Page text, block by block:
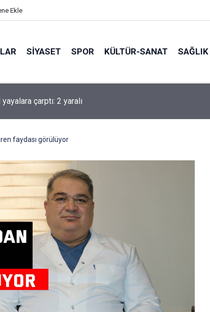
Ekle
SİYASET SPOR KÜLTÜR-SANAT SAĞLIK
çarptı: 2 yaralı
faydası görülüyor